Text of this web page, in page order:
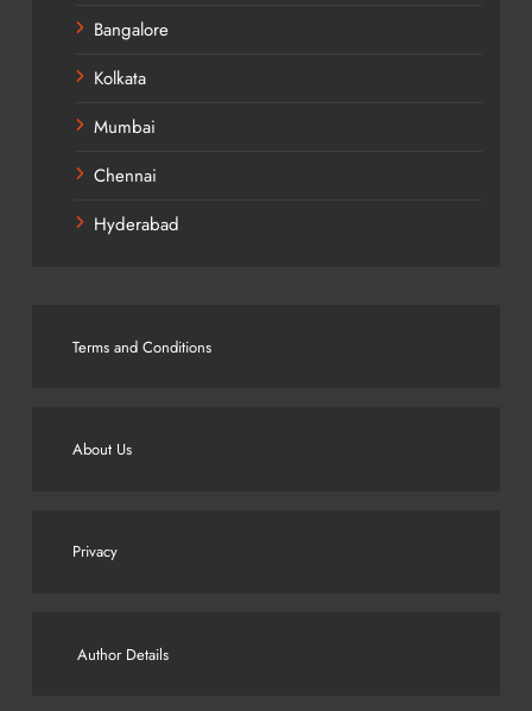
Bangalore
Kolkata
Mumbai
Chennai
Hyderabad
Terms and Conditions
About Us
Privacy
Author Details